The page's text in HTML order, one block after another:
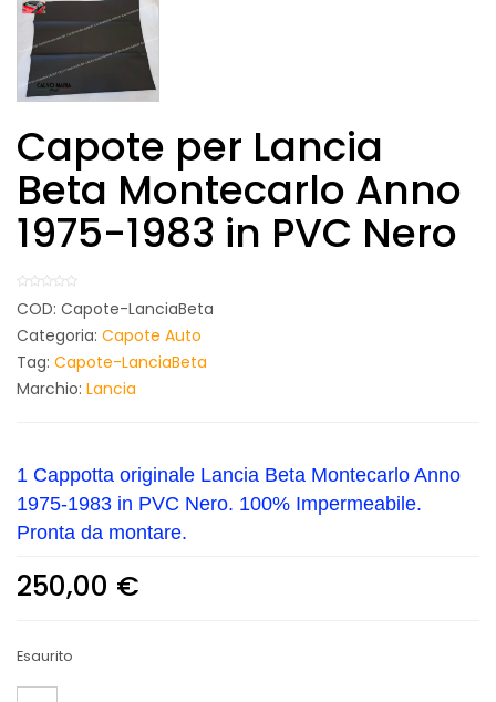
Capote per Lancia
Beta Montecarlo Anno
1975-1983 in PVC Nero
COD: Capote-LanciaBeta
Categoria: Capote Auto
Tag: Capote-LanciaBeta
Marchio: Lancia
1 Cappotta originale Lancia Beta Montecarlo Anno
1975-1983 in PVC Nero. 100% Impermeabile.
Pronta da montare.
250,00 €
Esaurito